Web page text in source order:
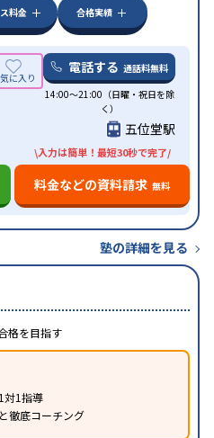
料金 合格実績
電話する 通話料無料
14:00〜21:00（日曜・祝日を除
く）
五位堂駅
\入力は簡単！最短30秒で完了/
料金などの資料請求 無料
塾の詳細を見る
格を目指す
対1指導
徹底コーチング